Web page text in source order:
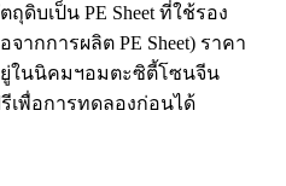
ดิบเป็น PE Sheet ที่ใช้รอง
จากการผลิต PE Sheet) ราคา
ในนิคมฯอมตะซิตี้โซนจีน
เพื่อการทดลองก่อนได้